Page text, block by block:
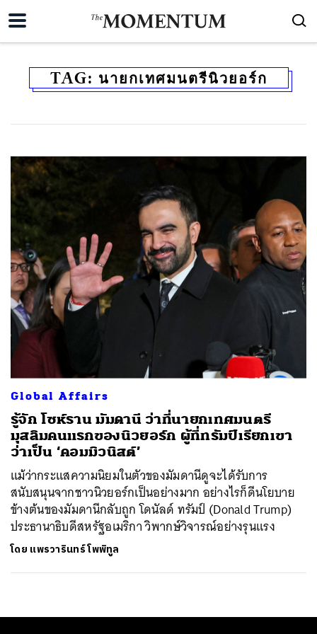
TAG: นายกเทศมนตรีนิวยอร์ก
Global Affairs
รู้จัก โซห์ราน มัมดานี ว่าที่นายกเทศมนตรี
มุสลิมคนแรกของนิวยอร์ก ผู้ที่ทรัมป์เรียกเขา
ว่าเป็น ‘คอมมิวนิสต์’
แม้ว่ากระแสความนิยมในตัวของมัมดานีดูจะได้รับการ
สนับสนุนจากชาวนิวยอร์กเป็นอย่างมาก อย่างไรก็ดีนโยบาย
ข้างต้นของมัมดานีกลับถูก โดนัลด์ ทรัมป์ (Donald Trump)
ประธานาธิบดีสหรัฐอเมริกา วิพากษ์วิจารณ์อย่างรุนแรง
โดย แพรวารินทร์ โพพิทูล
SHARE TWEET LINE EMAIL